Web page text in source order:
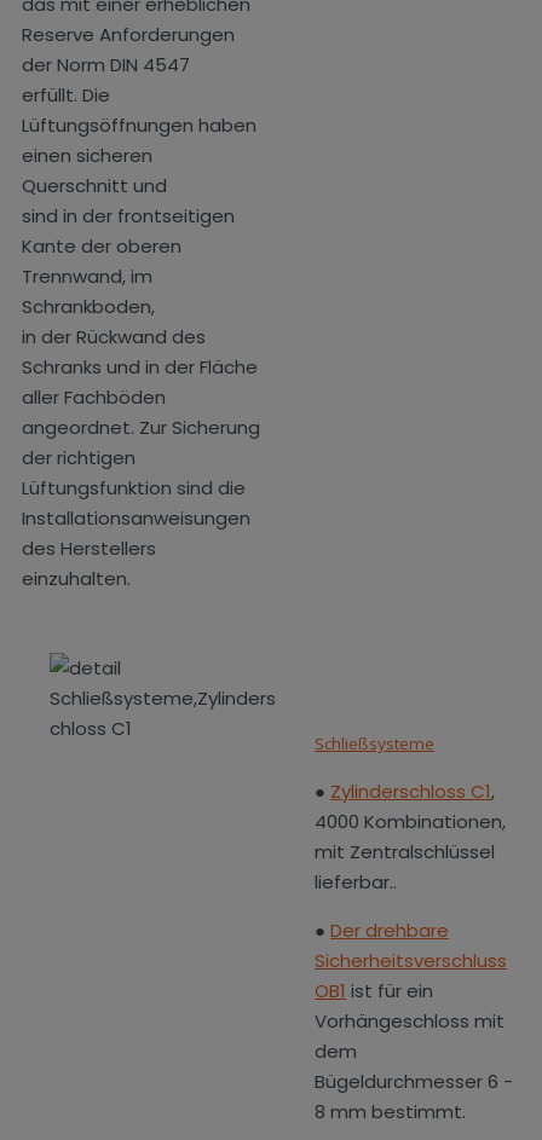
Reserve Anforderungen
der Norm DIN 4547
erfüllt. Die
Lüftungsöffnungen haben
einen sicheren
Querschnitt und
sind in der frontseitigen
Kante der oberen
Trennwand, im
Schrankboden,
in der Rückwand des
Schranks und in der Fläche
aller Fachböden
angeordnet. Zur Sicherung
der richtigen
Lüftungsfunktion sind die
Installationsanweisungen
des Herstellers
einzuhalten.
Schließsysteme
● Zylinderschloss C1,
4000 Kombinationen,
mit Zentralschlüssel
lieferbar..
● Der drehbare
Sicherheitsverschluss
OB1 ist für ein
Vorhängeschloss mit
dem
Bügeldurchmesser 6 -
8 mm bestimmt.